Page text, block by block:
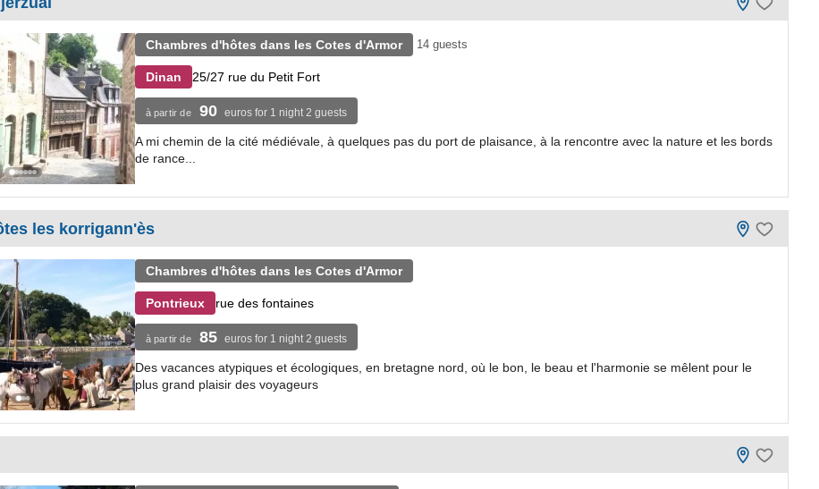
Chambres d'hôtes dans les Cotes d'Armor 14 guests
Dinan 25/27 rue du Petit Fort
à partir de 90 euros for 1 night 2 guests
A mi chemin de la cité médiévale, à quelques pas du port de plaisance, à la rencontre avec la nature et les bords
de rance...
les korrigann'ès
Chambres d'hôtes dans les Cotes d'Armor
Pontrieux rue des fontaines
à partir de 85 euros for 1 night 2 guests
Des vacances atypiques et écologiques, en bretagne nord, où le bon, le beau et l'harmonie se mêlent pour le
plus grand plaisir des voyageurs